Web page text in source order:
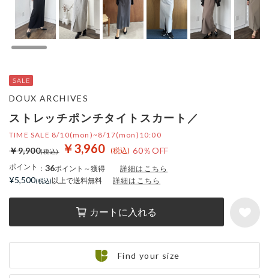
ストレッチポンチタイトスカート／
TIME SALE 8/10(mon)~8/17(mon)10:00
￥3,960 60％OFF
￥9,900
ポイント ： 36ポイント～獲得 詳細はこちら
カートに入れる
DOUX ARCHIVES
¥5,500 以上で送料無料 詳細はこちら
Find your size